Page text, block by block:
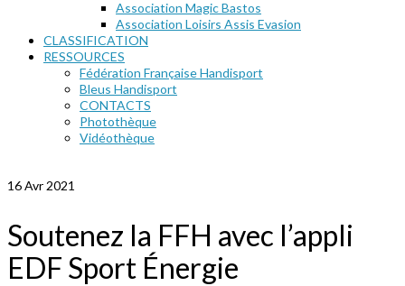
Association Magic Bastos
Association Loisirs Assis Evasion
CLASSIFICATION
RESSOURCES
Fédération Française Handisport
Bleus Handisport
CONTACTS
Photothèque
Vidéothèque
16 Avr 2021
Soutenez la FFH avec l’appli
EDF Sport Énergie